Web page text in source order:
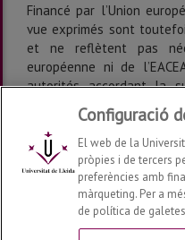
Financé par l’Union
vue exprimés sont
et ne reflètent pas
européenne ni de
autorités accordant la
tenues responsables.
Multilingualism and
Configuració
El web de la
pròpies i de tercers
preferències amb
màrqueting. Per a
de política de